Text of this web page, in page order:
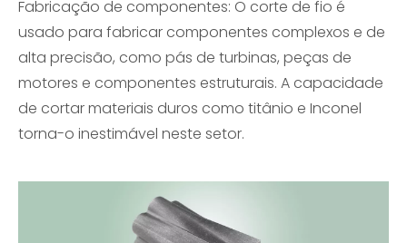
Por que o EDM com fio de latão é bom para corte de moldes e peças de metal?
Fabricação de componentes: O corte de fio é
usado para fabricar componentes complexos e de
alta precisão, como pás de turbinas, peças de
motores e componentes estruturais. A capacidade
de cortar materiais duros como titânio e Inconel
torna-o inestimável neste setor.